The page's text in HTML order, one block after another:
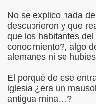
No se explico nada
descubrieron y que
que los habitantes
conocimiento?, algo
alemanes ni se
El porqué de ese
iglesia ¿era un
antigua mina…?